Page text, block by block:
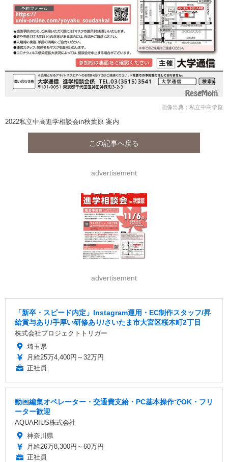
画像出典：私立中高学覧
2022私立中高進学相談会in秋葉原 案内
この記事へ戻る
advertisement
advertisement
「新卒・スピード内定」Instagram運用・EC制作スタッフ/昇
給賞与あり/手厚い研修あり/さいたま市大宮区桜木町2丁目
株式会社プロジェクトトリガー
埼玉県
月給25万4,400円～32万円
正社員
動画編集オペレーター・交通費支給・PC基本操作でOK・フリ
ーター歓迎
AQUARIUS株式会社
神奈川県
月給26万8,300円～60万円
正社員